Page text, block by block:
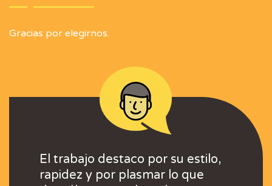
Gracias por elegirnos.
con el resultado
rapidez y
El trabajo destaco por su estilo,
rapidez y por plasmar lo que
Excelentes
mucha capacidad
Muy contentos
final, buen trato,
El trabajo destaco
rapidez y por